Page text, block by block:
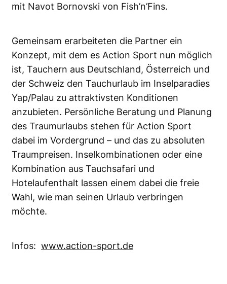
mit Navot Bornovski von Fish’n’Fins.
Gemeinsam erarbeiteten die Partner ein
Konzept, mit dem es Action Sport nun möglich
ist, Tauchern aus Deutschland, Österreich und
der Schweiz den Tauchurlaub im Inselparadies
Yap/Palau zu attraktivsten Konditionen
anzubieten. Persönliche Beratung und Planung
des Traumurlaubs stehen für Action Sport
dabei im Vordergrund – und das zu absoluten
Traumpreisen. Inselkombinationen oder eine
Kombination aus Tauchsafari und
Hotelaufenthalt lassen einem dabei die freie
Wahl, wie man seinen Urlaub verbringen
möchte.
Infos: www.action-sport.de